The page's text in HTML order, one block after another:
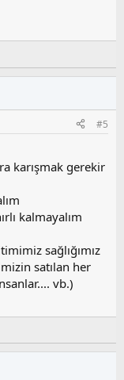
#5
karışmak gerekir
kalmayalım
sağlığımız
satılan her
vb.)